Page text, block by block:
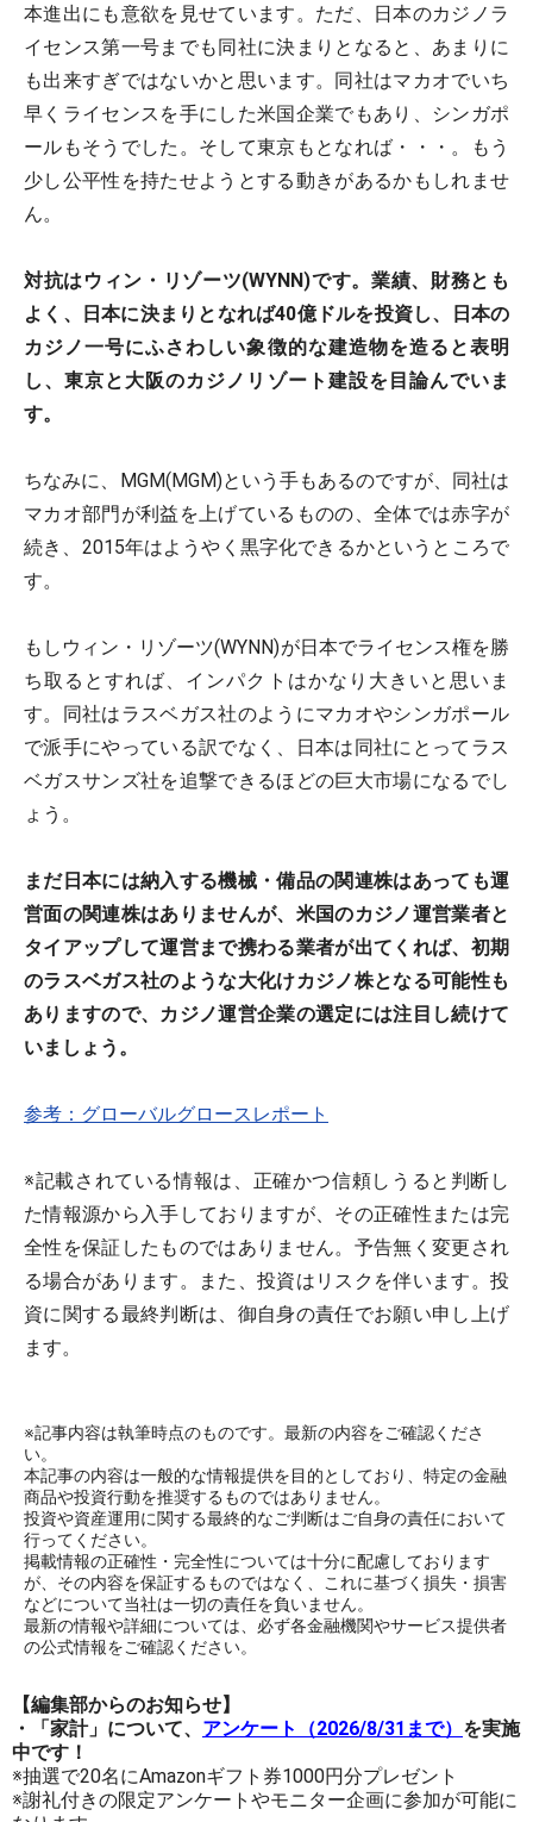
本進出にも意欲を見せています。ただ、日本のカジノラ
イセンス第一号までも同社に決まりとなると、あまりに
も出来すぎではないかと思います。同社はマカオでいち
早くライセンスを手にした米国企業でもあり、シンガポ
ールもそうでした。そして東京もとなれば・・・。もう
少し公平性を持たせようとする動きがあるかもしれませ
ん。
対抗はウィン・リゾーツ(WYNN)です。業績、財務とも
よく、日本に決まりとなれば40億ドルを投資し、日本の
カジノ一号にふさわしい象徴的な建造物を造ると表明
し、東京と大阪のカジノリゾート建設を目論んでいま
す。
ちなみに、MGM(MGM)という手もあるのですが、同社は
マカオ部門が利益を上げているものの、全体では赤字が
続き、2015年はようやく黒字化できるかというところで
す。
もしウィン・リゾーツ(WYNN)が日本でライセンス権を勝
ち取るとすれば、インパクトはかなり大きいと思いま
す。同社はラスベガス社のようにマカオやシンガポール
で派手にやっている訳でなく、日本は同社にとってラス
ベガスサンズ社を追撃できるほどの巨大市場になるでし
ょう。
まだ日本には納入する機械・備品の関連株はあっても運
営面の関連株はありませんが、米国のカジノ運営業者と
タイアップして運営まで携わる業者が出てくれば、初期
のラスベガス社のような大化けカジノ株となる可能性も
ありますので、カジノ運営企業の選定には注目し続けて
いましょう。
参考：グローバルグロースレポート
※記載されている情報は、正確かつ信頼しうると判断し
た情報源から入手しておりますが、その正確性または完
全性を保証したものではありません。予告無く変更され
る場合があります。また、投資はリスクを伴います。投
資に関する最終判断は、御自身の責任でお願い申し上げ
ます。
※記事内容は執筆時点のものです。最新の内容をご確認くださ
い。
本記事の内容は一般的な情報提供を目的としており、特定の金融
商品や投資行動を推奨するものではありません。
投資や資産運用に関する最終的なご判断はご自身の責任において
行ってください。
掲載情報の正確性・完全性については十分に配慮しております
が、その内容を保証するものではなく、これに基づく損失・損害
などについて当社は一切の責任を負いません。
最新の情報や詳細については、必ず各金融機関やサービス提供者
の公式情報をご確認ください。
【編集部からのお知らせ】
・「家計」について、 アンケート（2026/8/31まで） を実施
中です！
※抽選で20名にAmazonギフト券1000円分プレゼント
※謝礼付きの限定アンケートやモニター企画に参加が可能に